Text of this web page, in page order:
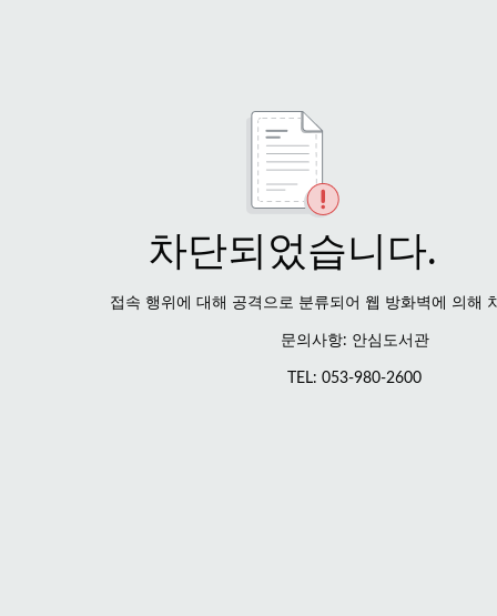
차단되었습니다.
접속 행위에 대해 공격으로 분류되어 웹 방화벽에 의해
문의사항: 안심도서관
TEL: 053-980-2600